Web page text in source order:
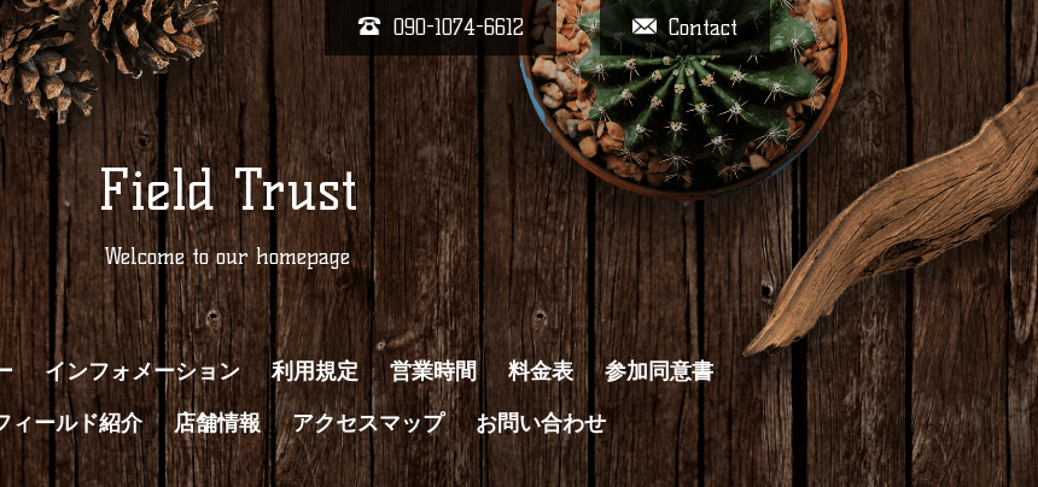
Contact
090-1074-6612
Field Trust
Welcome to our homepage
インフォメーション 利用規定 営業時間 料金表
参加同意書
ィールド紹介 店舗情報 アクセスマップ お問い合わせ